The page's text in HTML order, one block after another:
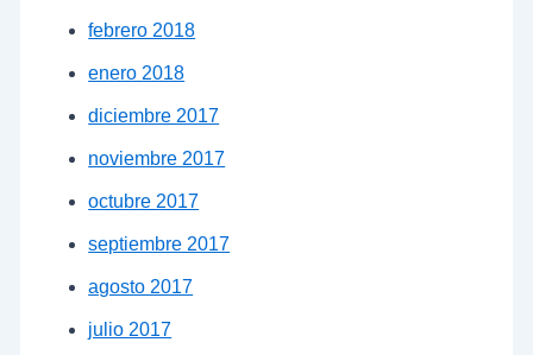
febrero 2018
enero 2018
diciembre 2017
noviembre 2017
octubre 2017
septiembre 2017
agosto 2017
julio 2017